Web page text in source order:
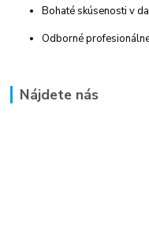
Bohaté skúsenosti v
Odborné
Nájdete nás